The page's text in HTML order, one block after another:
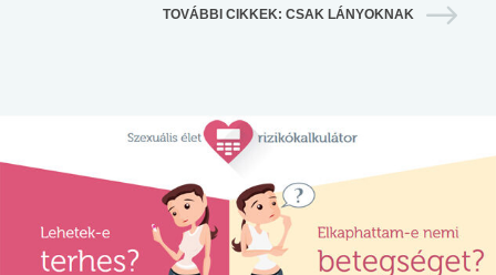
TOVÁBBI CIKKEK: CSAK LÁNYOKNAK